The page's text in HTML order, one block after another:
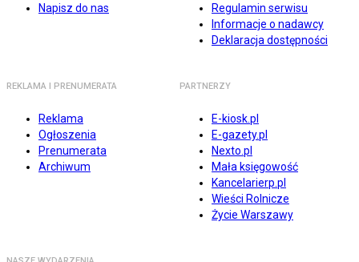
Napisz do nas
Regulamin serwisu
Informacje o nadawcy
Deklaracja dostępności
REKLAMA I PRENUMERATA
Reklama
Ogłoszenia
Prenumerata
Archiwum
PARTNERZY
E-kiosk.pl
E-gazety.pl
Nexto.pl
Mała księgowość
Kancelarierp.pl
Wieści Rolnicze
Życie Warszawy